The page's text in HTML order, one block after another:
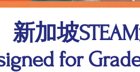
新加坡
for